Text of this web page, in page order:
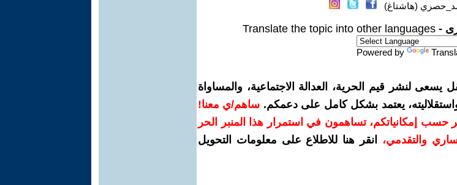
(هاشتاغ)
-
Translate the topic into other languages
Powered by
لنشر قيم الحرية، العدالة الاجتماعية، والمساواة
يعتمد بشكل كامل على دعمكم. ساهم/ي معنا!
أو أكثر حسب إمكانياتكم، تساهمون في استمرار هذا المنبر الحر
والتقدمي،
انقر هنا للاطلاع على معلومات التحويل